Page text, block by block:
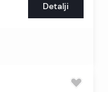
Detalji